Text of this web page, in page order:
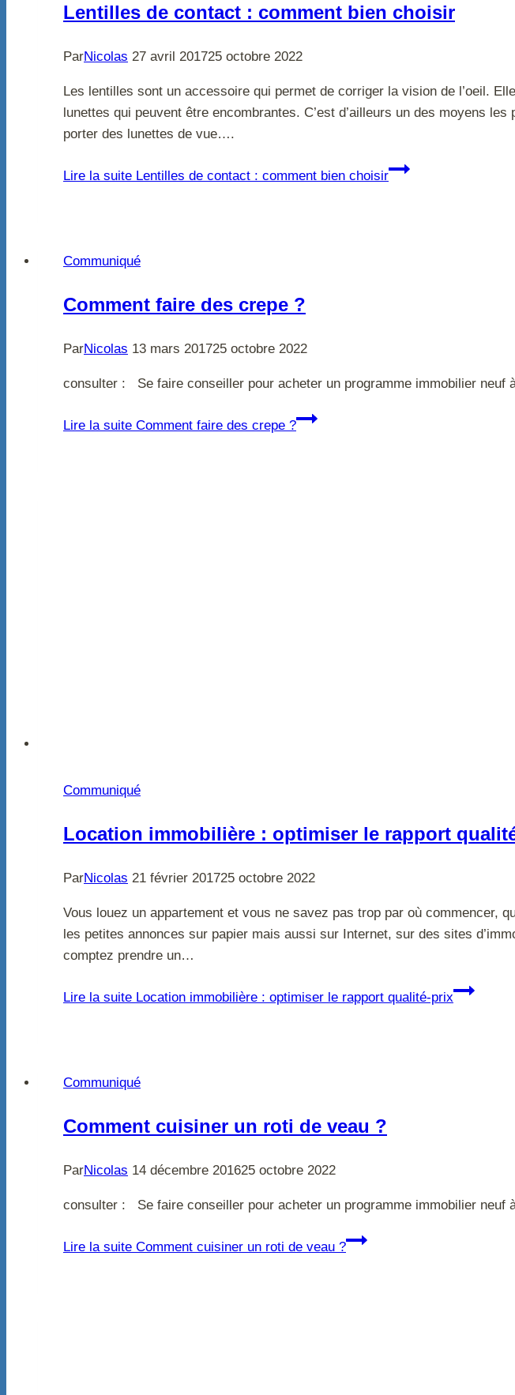
Lentilles de contact : comment bien choisir
ParNicolas 27 avril 201725 octobre 2022
Les lentilles sont un accessoire qui permet de corriger la vision de l’oeil.
lunettes qui peuvent être encombrantes. C’est d’ailleurs un des moyens
porter des lunettes de vue….
Lire la suite Lentilles de contact : comment bien choisir
Communiqué
Comment faire des crepe ?
ParNicolas 13 mars 201725 octobre 2022
consulter : Se faire conseiller pour acheter un programme immobilier neuf
Lire la suite Comment faire des crepe ?
Communiqué
Location immobilière : optimiser le rapport
ParNicolas 21 février 201725 octobre 2022
Vous louez un appartement et vous ne savez pas trop par où commencer,
les petites annonces sur papier mais aussi sur Internet, sur des sites
comptez prendre un…
Lire la suite Location immobilière : optimiser le rapport qualité-prix
Communiqué
Comment cuisiner un roti de veau ?
ParNicolas 14 décembre 201625 octobre 2022
consulter : Se faire conseiller pour acheter un programme immobilier neuf
Lire la suite Comment cuisiner un roti de veau ?